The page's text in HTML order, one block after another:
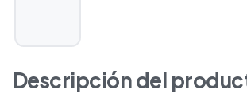
Descripción del